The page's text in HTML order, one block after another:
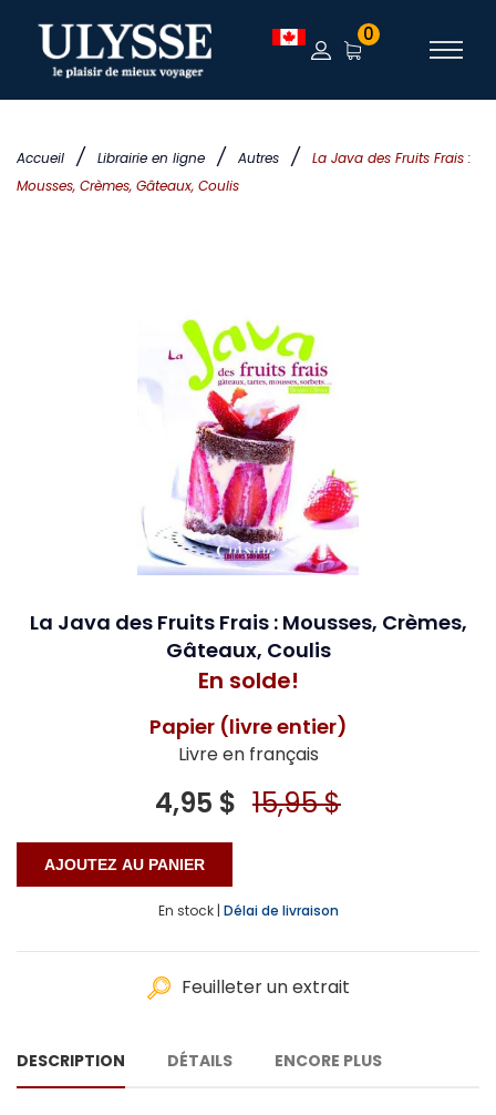
Accueil / Librairie en ligne / Autres /
La Java des Fruits Frais :
Mousses, Crèmes, Gâteaux, Coulis
0
La Java des Fruits Frais : Mousses, Crèmes,
Gâteaux, Coulis
En solde!
Papier (livre entier)
Livre en français
4,95 $ 15,95 $
En stock | Délai de livraison
Feuilleter un extrait
DESCRIPTION DÉTAILS ENCORE PLUS